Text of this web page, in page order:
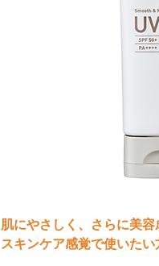
肌にやさしく、さらに美
スキンケア感覚で使いたい